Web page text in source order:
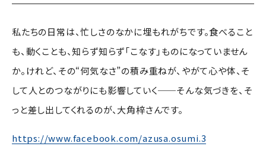
私たちの日常は、忙しさのなかに埋もれがちです。食べること
も、動くことも、知らず知らず「こなす」ものになっていません
か。けれど、その“何気なさ”の積み重ねが、やがて心や体、そ
して人とのつながりにも影響していく──そんな気づきを、そ
っと差し出してくれるのが、大角梓さんです。
https://www.facebook.com/azusa.osumi.3